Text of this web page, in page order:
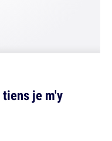
je m'y